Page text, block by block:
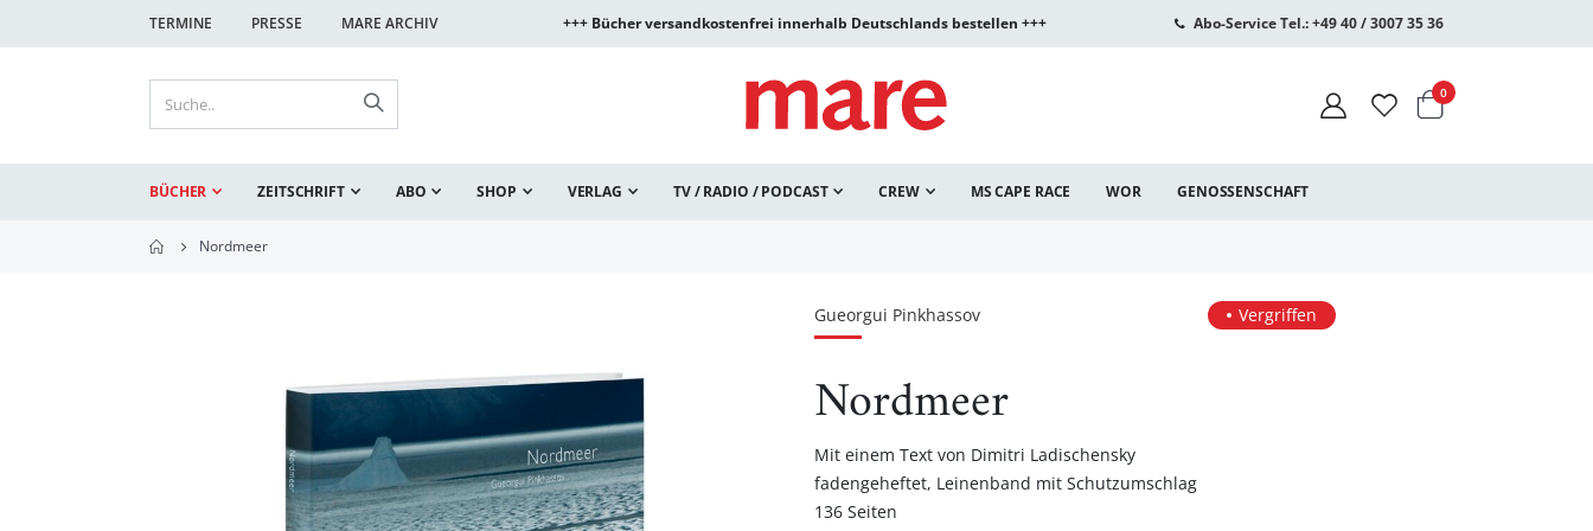
TERMINE PRESSE MARE ARCHIV +++ Bücher versandkostenfrei innerhalb Deutschlands bestellen +++ Abo-Service Tel.: +49 40 / 3007 35 36
Warenkorb
0Artikel
BÜCHER ZEITSCHRIFT ABO SHOP VERLAG TV / RADIO / PODCAST CREW MS CAPE RACE WOR GENOSSENSCHAFT
Nordmeer
Gueorgui Pinkhassov Vergriffen
Nordmeer
Mit einem Text von Dimitri Ladischensky
fadengeheftet, Leinenband mit Schutzumschlag
136 Seiten